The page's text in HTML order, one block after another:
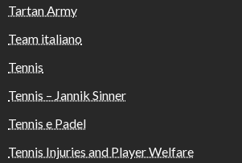
Tartan Army
Team italiano
Tennis
Tennis – Jannik Sinner
Tennis e Padel
Tennis Injuries and Player Welfare